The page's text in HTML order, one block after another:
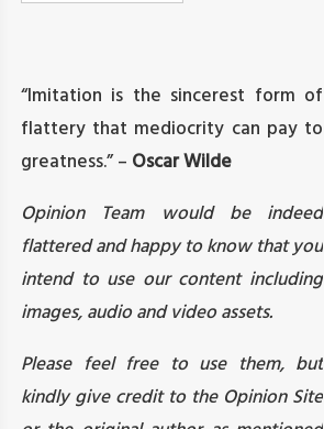
“Imitation is the sincerest form of
flattery that mediocrity can pay to
greatness.” – Oscar Wilde
Opinion Team would be indeed
flattered and happy to know that you
intend to use our content including
images, audio and video assets.
Please feel free to use them, but
kindly give credit to the Opinion Site